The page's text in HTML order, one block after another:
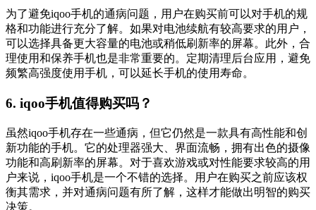
为了避免iqoo手机的通病问题，用户在购买前可以对手机的规
格和功能进行充分了解。如果对电池续航有较高要求的用户，
可以选择具备更大容量的电池或稍低刷新率的屏幕。此外，合
理使用和保养手机也是非常重要的。定期清理后台应用，避免
频繁高强度使用手机，可以延长手机的使用寿命。
6. iqoo手机值得购买吗？
虽然iqoo手机存在一些通病，但它仍然是一款具有高性能和创
新功能的手机。它的处理器强大、界面流畅，拥有出色的摄像
功能和高刷新率的屏幕。对于喜欢游戏或对性能要求较高的用
户来说，iqoo手机是一个不错的选择。用户在购买之前应该权
衡其需求，并对通病问题有所了解，这样才能做出明智的购买
决策。